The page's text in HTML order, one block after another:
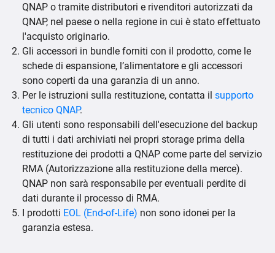
QNAP o tramite distributori e rivenditori autorizzati da
QNAP, nel paese o nella regione in cui è stato effettuato
l'acquisto originario.
Gli accessori in bundle forniti con il prodotto, come le
schede di espansione, l’alimentatore e gli accessori
sono coperti da una garanzia di un anno.
Per le istruzioni sulla restituzione, contatta il supporto
tecnico QNAP.
Gli utenti sono responsabili dell'esecuzione del backup
di tutti i dati archiviati nei propri storage prima della
restituzione dei prodotti a QNAP come parte del servizio
RMA (Autorizzazione alla restituzione della merce).
QNAP non sarà responsabile per eventuali perdite di
dati durante il processo di RMA.
I prodotti EOL (End-of-Life) non sono idonei per la
garanzia estesa.